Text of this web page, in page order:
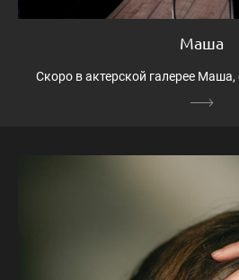
Маша
Скоро в актерской галерее